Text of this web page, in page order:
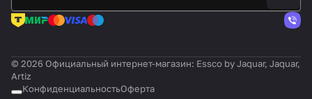
© 2026 Официальный интернет-магазин: Essco by Jaquar, Jaquar,
Artiz
КонфиденциальностьОферта